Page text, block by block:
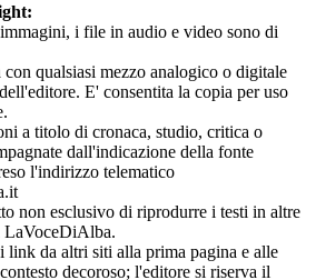
i file in audio e video sono di
qualsiasi mezzo analogico o digitale
E' consentita la copia per uso
a titolo di cronaca, studio, critica o
dall'indicazione della fonte
l'indirizzo telematico
non esclusivo di riprodurre i testi in altre
LaVoceDiAlba.
link da altri siti alla prima pagina e alle
decoroso; l'editore si riserva il